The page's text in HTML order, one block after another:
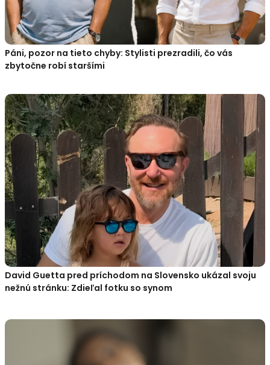
Páni, pozor na tieto chyby: Stylisti prezradili, čo vás
zbytočne robí staršími
David Guetta pred príchodom na Slovensko ukázal svoju
nežnú stránku: Zdieľal fotku so synom